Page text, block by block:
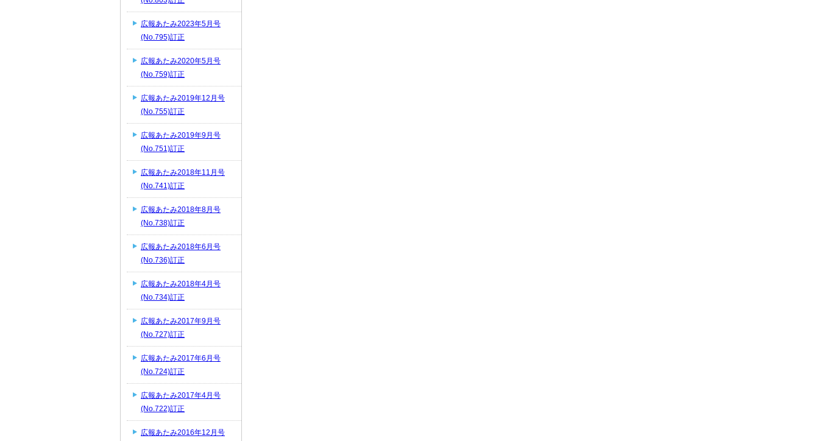
広報あたみ2023年5月号
(No.795)訂正
広報あたみ2020年5月号
(No.759)訂正
広報あたみ2019年12月号
(No.755)訂正
広報あたみ2019年9月号
(No.751)訂正
広報あたみ2018年11月号
(No.741)訂正
広報あたみ2018年8月号
(No.738)訂正
広報あたみ2018年6月号
(No.736)訂正
広報あたみ2018年4月号
(No.734)訂正
広報あたみ2017年9月号
(No.727)訂正
広報あたみ2017年6月号
(No.724)訂正
広報あたみ2017年4月号
(No.722)訂正
広報あたみ2016年12月号